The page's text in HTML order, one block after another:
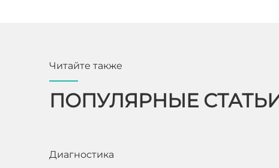
Читайте также
ПОПУЛЯРНЫЕ
Диагностика